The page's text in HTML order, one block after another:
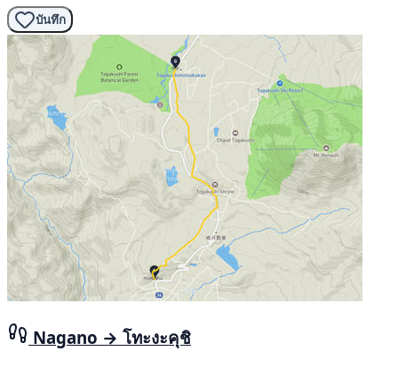
บันทึก
Nagano → โทะงะคุชิ